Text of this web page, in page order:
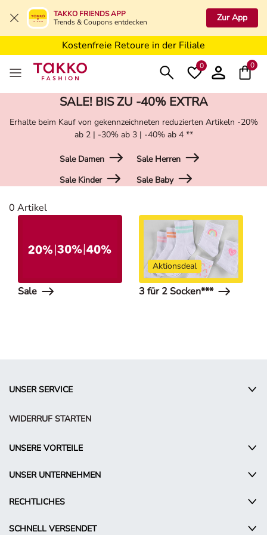
TAKKO FRIENDS APP
Trends & Coupons entdecken
Zur App
Kostenfreie Lieferung ab 19,99€ in Deine Filiale
Kostenfreie Retoure in der Filiale
5€ Gutschein nach Registrierung*
0 0
SALE! BIS ZU -40% EXTRA
Erhalte beim Kauf von gekennzeichneten reduzierten Artikeln -20%
ab 2 | -30% ab 3 | -40% ab 4 **
Sale Damen
Sale Herren
Sale Kinder
Sale Baby
0 Artikel
Sale
Aktionsdeal
3 für 2 Socken***
UNSER SERVICE
WIDERRUF STARTEN
UNSERE VORTEILE
UNSER UNTERNEHMEN
RECHTLICHES
SCHNELL VERSENDET